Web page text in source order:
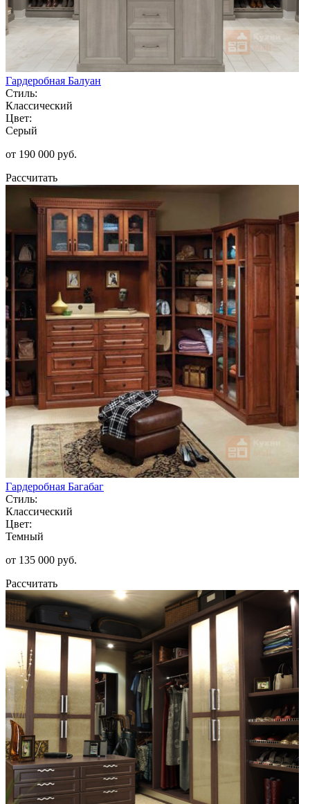
Гардеробная Балуан
Стиль:
Классический
Цвет:
Серый
от 190 000 руб.
Рассчитать
Гардеробная Багабаг
Стиль:
Классический
Цвет:
Темный
от 135 000 руб.
Рассчитать